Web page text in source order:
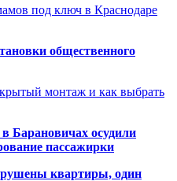
под ключ в Краснодаре
общественного
монтаж и как выбрать
Барановичах осудили
пассажирки
квартиры, один